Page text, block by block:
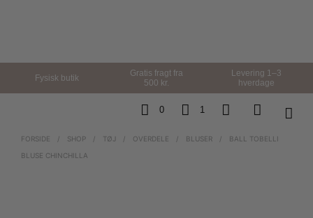
Fysisk butik
Gratis fragt fra
500 kr.
Levering 1–3
hverdage
0 1
FORSIDE / SHOP / TØJ / OVERDELE / BLUSER /
BALL TOBELLI
BLUSE CHINCHILLA